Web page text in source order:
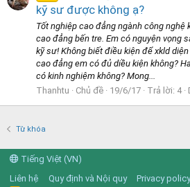
kỹ sư được không ạ?
Tốt nghiệp cao đẳng ngành công nghệ
cao đẳng bến tre. Em có nguyện vọng
kỹ sư! Không biết điều kiện để xkld
cao đẳng em có đủ diều kiện không?
có kinh nghiệm không? Mong...
Thanhtu
Chủ đề 19/6/17 Trả lời: 4
Từ khóa
Tiếng Việt (VN)
Liên hệ
Quy định và Nội quy Privacy policy